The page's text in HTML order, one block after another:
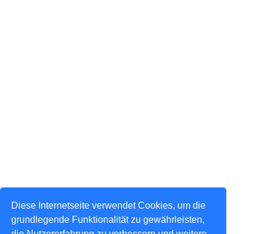
Diese Internetseite verwendet Cookies, um die
grundlegende Funktionalität zu gewährleisten,